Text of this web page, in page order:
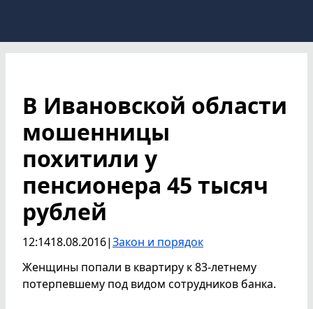
В Ивановской области
мошенницы
похитили у
пенсионера 45 тысяч
рублей
12:1418.08.2016|Закон и порядок
Женщины попали в квартиру к 83-летнему
потерпевшему под видом сотрудников банка.